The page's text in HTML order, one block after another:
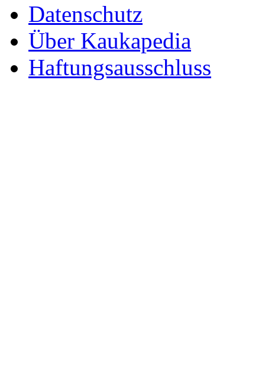
Datenschutz
Über Kaukapedia
Haftungsausschluss